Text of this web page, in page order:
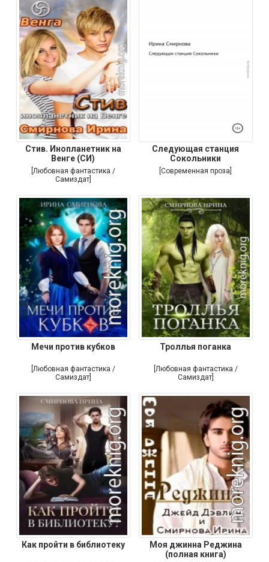
Стив. Инопланетник на
Венге (СИ)
[Любовная фантастика /
Самиздат]
Следующая станция
Сокольники
[Современная проза]
Мечи против кубков
[Любовная фантастика /
Самиздат]
Троллья поганка
[Любовная фантастика /
Самиздат]
Как пройти в библиотеку
Моя джинна Реджина
(полная книга)